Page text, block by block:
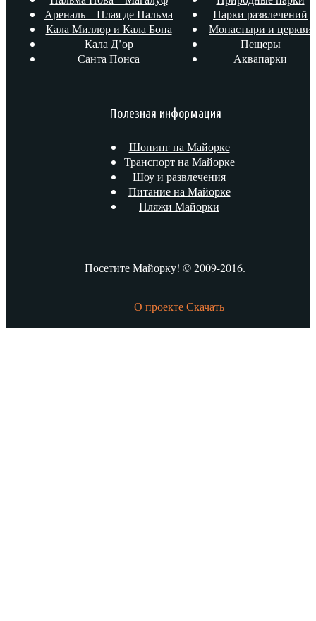
Ареналь – Плая де Пальма
Кала Миллор и Кала Бона
Кала Д’ор
Санта Понса
Парки развлечений
Монастыри и церкви
Пещеры
Аквапарки
Полезная информация
Шопинг на Майорке
Транспорт на Майорке
Шоу и развлечения
Питание на Майорке
Пляжи Майорки
Посетите Майорку! © 2009-2016.
О проектеСкачать